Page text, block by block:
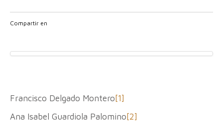
Compartir en
Francisco Delgado Montero [1]
Ana Isabel Guardiola Palomino[2]